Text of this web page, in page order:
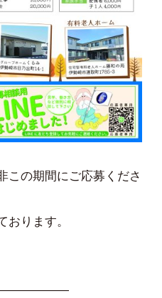
この期間にご応募くださ
おります。